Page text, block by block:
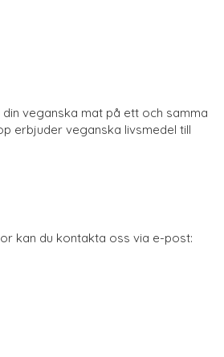
din veganska mat på ett och samma
erbjuder veganska livsmedel till
kan du kontakta oss via e-post: